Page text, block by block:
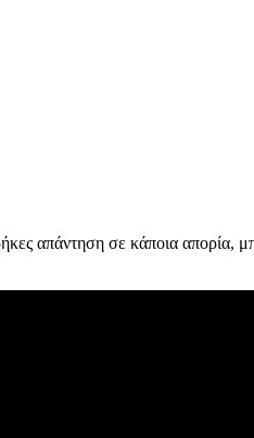
απάντηση σε κάποια απορία,